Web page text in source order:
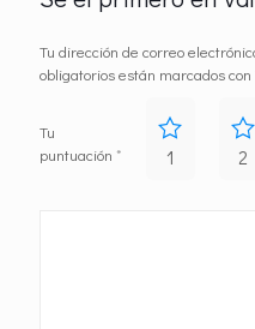
Tu dirección de correo
obligatorios están marcados con
Tu
puntuación * 1 2